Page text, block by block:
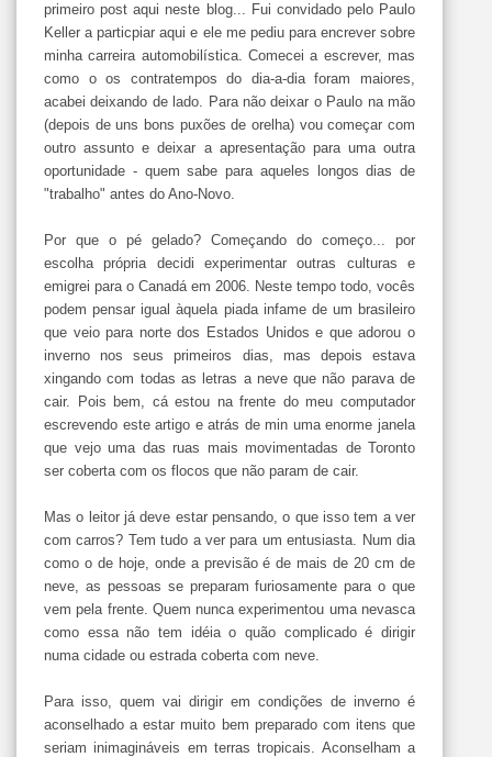
primeiro post aqui neste blog... Fui convidado pelo Paulo
Keller a particpiar aqui e ele me pediu para encrever sobre
minha carreira automobilística. Comecei a escrever, mas
como o os contratempos do dia-a-dia foram maiores,
acabei deixando de lado. Para não deixar o Paulo na mão
(depois de uns bons puxões de orelha) vou começar com
outro assunto e deixar a apresentação para uma outra
oportunidade - quem sabe para aqueles longos dias de
"trabalho" antes do Ano-Novo.
Por que o pé gelado? Começando do começo... por
escolha própria decidi experimentar outras culturas e
emigrei para o Canadá em 2006. Neste tempo todo, vocês
podem pensar igual àquela piada infame de um brasileiro
que veio para norte dos Estados Unidos e que adorou o
inverno nos seus primeiros dias, mas depois estava
xingando com todas as letras a neve que não parava de
cair. Pois bem, cá estou na frente do meu computador
escrevendo este artigo e atrás de min uma enorme janela
que vejo uma das ruas mais movimentadas de Toronto
ser coberta com os flocos que não param de cair.
Mas o leitor já deve estar pensando, o que isso tem a ver
com carros? Tem tudo a ver para um entusiasta. Num dia
como o de hoje, onde a previsão é de mais de 20 cm de
neve, as pessoas se preparam furiosamente para o que
vem pela frente. Quem nunca experimentou uma nevasca
como essa não tem idéia o quão complicado é dirigir
numa cidade ou estrada coberta com neve.
Para isso, quem vai dirigir em condições de inverno é
aconselhado a estar muito bem preparado com itens que
seriam inimagináveis em terras tropicais. Aconselham a